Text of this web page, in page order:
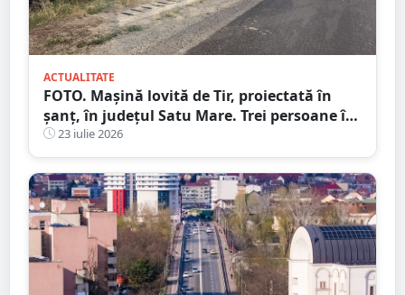
ACTUALITATE
FOTO. Mașină lovită de Tir, proiectată în
șanț, în județul Satu Mare. Trei persoane în
mașină, una la Urgență
23 iulie 2026